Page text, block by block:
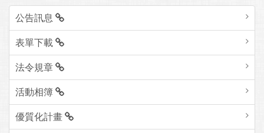
公告訊息
表單下載
法令規章
活動相簿
優質化計畫